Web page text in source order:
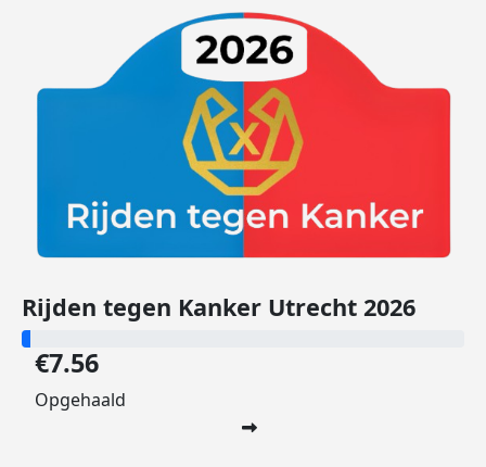
Rijden tegen Kanker Utrecht 2026
€7.56
Opgehaald